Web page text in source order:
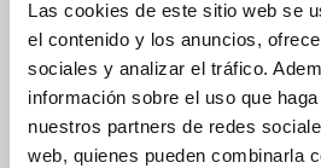
Las cookies de este sitio web se
el contenido y los anuncios,
sociales y analizar el tráfico.
información sobre el uso que
nuestros partners de redes
web, quienes pueden combinarla